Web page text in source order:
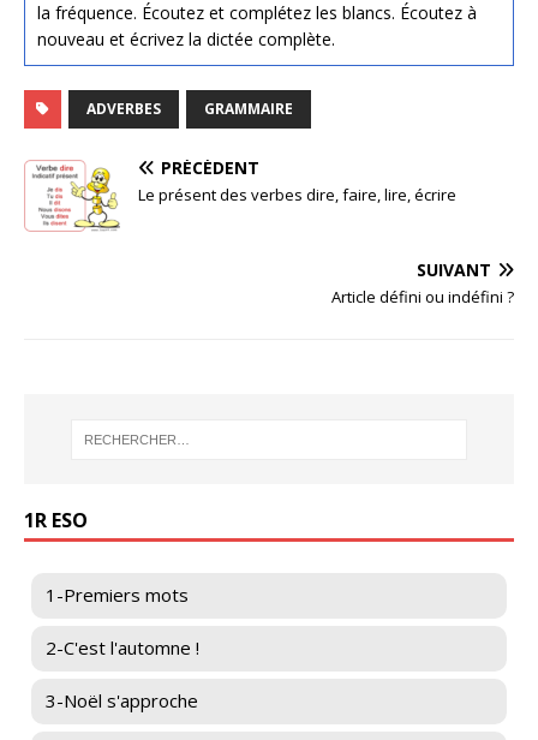
la fréquence. Écoutez et complétez les blancs. Écoutez à
nouveau et écrivez la dictée complète.
ADVERBES GRAMMAIRE
PRÉCÉDENT
Le présent des verbes dire, faire, lire, écrire
SUIVANT
Article défini ou indéfini ?
1R ESO
1-Premiers mots
2-C'est l'automne !
3-Noël s'approche